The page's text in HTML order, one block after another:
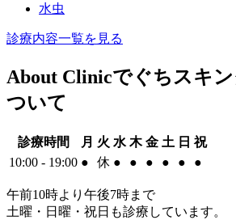
水虫
診療内容一覧を見る
About Clinicでぐちスキ
ついて
診療時間 月 火 水 木 金 土 日 祝
10:00 - 19:00 ● 休 ● ● ● ● ● ●
午前10時より午後7時まで
土曜・日曜・祝日も診療しています。